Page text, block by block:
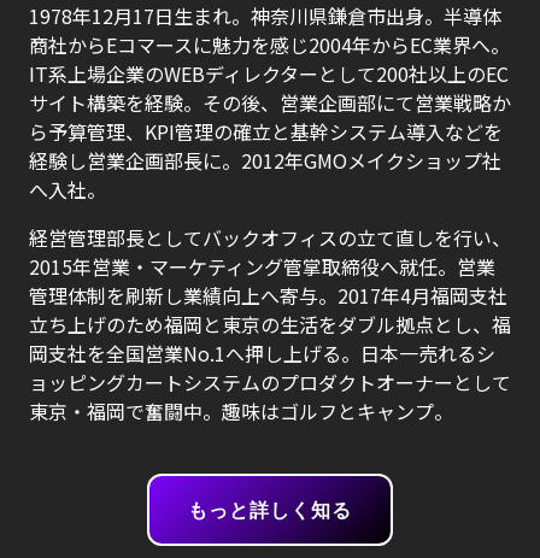
1978年12月17日生まれ。神奈川県鎌倉市出身。半導体
商社からEコマースに魅力を感じ2004年からEC業界へ。
IT系上場企業のWEBディレクターとして200社以上のEC
サイト構築を経験。その後、営業企画部にて営業戦略か
ら予算管理、KPI管理の確立と基幹システム導入などを
経験し営業企画部長に。2012年GMOメイクショップ社
へ入社。
経営管理部長としてバックオフィスの立て直しを行い、
2015年営業・マーケティング管掌取締役へ就任。営業
管理体制を刷新し業績向上へ寄与。2017年4月福岡支社
立ち上げのため福岡と東京の生活をダブル拠点とし、福
岡支社を全国営業No.1へ押し上げる。日本一売れるシ
ョッピングカートシステムのプロダクトオーナーとして
東京・福岡で奮闘中。趣味はゴルフとキャンプ。
もっと詳しく知る